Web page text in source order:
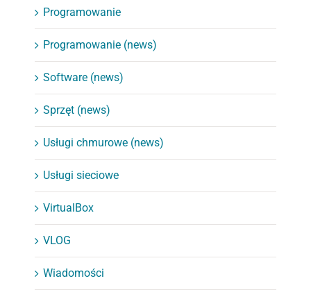
Programowanie
Programowanie (news)
Software (news)
Sprzęt (news)
Usługi chmurowe (news)
Usługi sieciowe
VirtualBox
VLOG
Wiadomości